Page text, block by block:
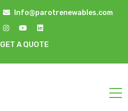
Info@parotrenewables.com
GET A QUOTE